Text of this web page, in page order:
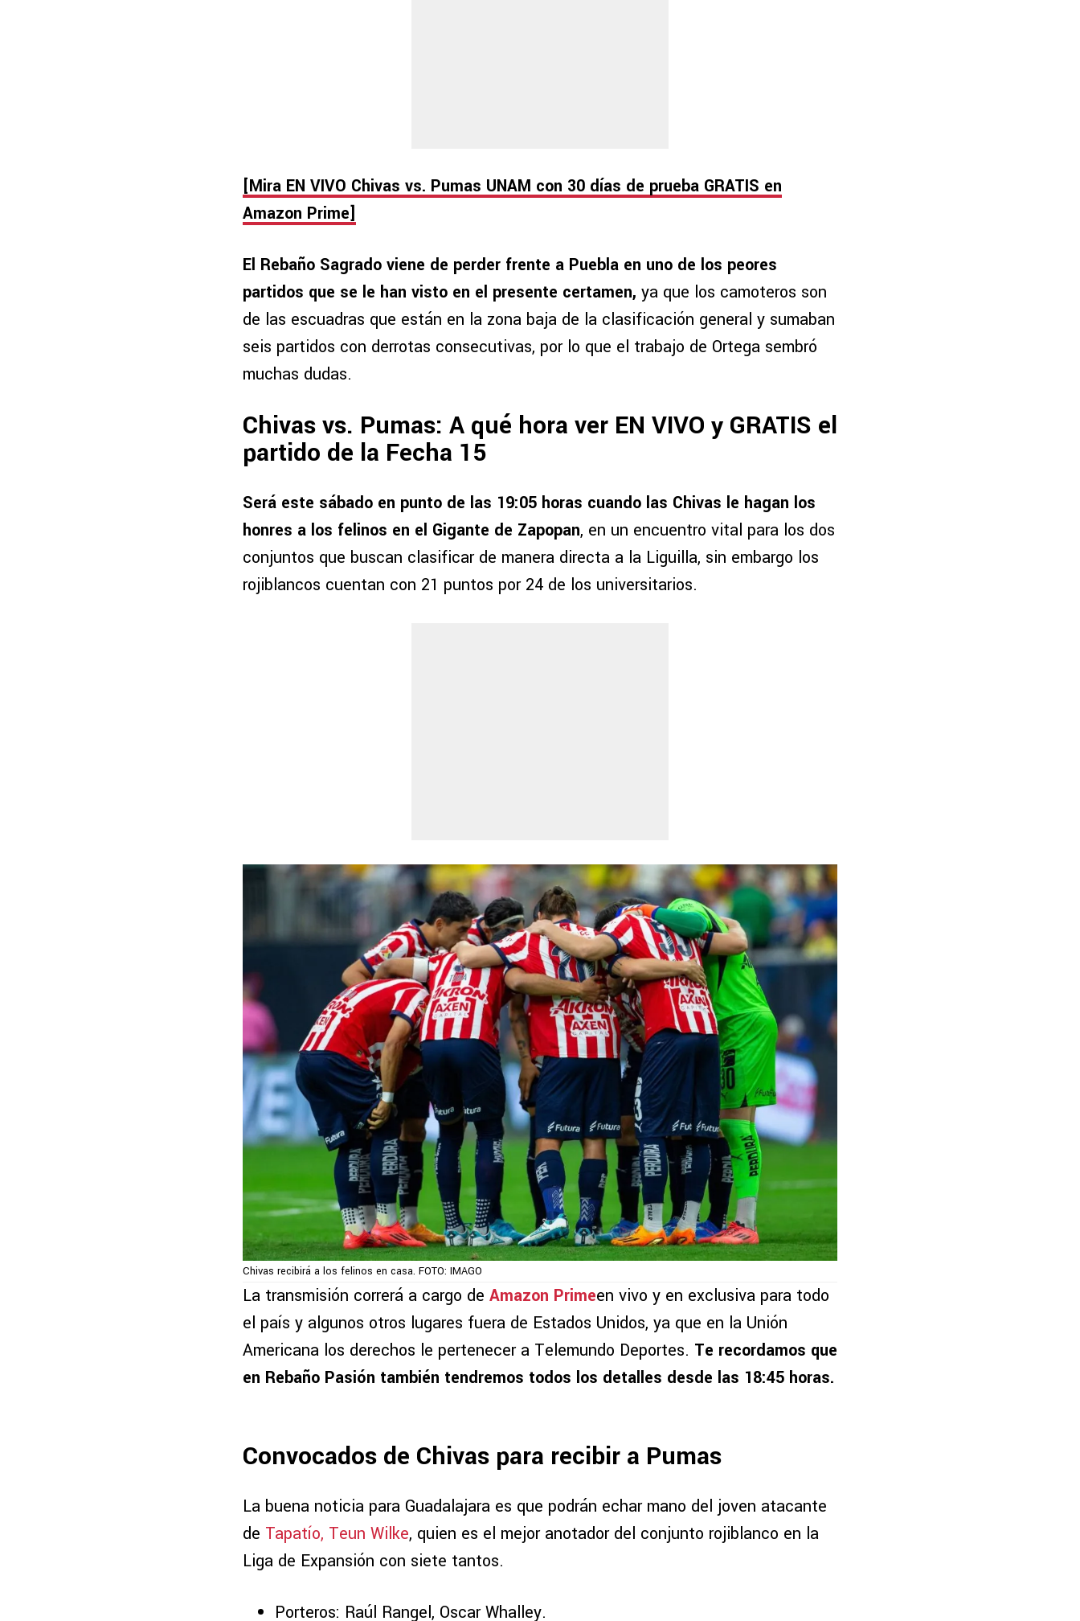
[Mira EN VIVO Chivas vs. Pumas UNAM con 30 días de prueba GRATIS en
Amazon Prime]
El Rebaño Sagrado viene de perder frente a Puebla en uno de los peores
partidos que se le han visto en el presente certamen, ya que los camoteros son
de las escuadras que están en la zona baja de la clasificación general y sumaban
seis partidos con derrotas consecutivas, por lo que el trabajo de Ortega sembró
muchas dudas.
Chivas vs. Pumas: A qué hora ver EN VIVO y GRATIS el
partido de la Fecha 15
Será este sábado en punto de las 19:05 horas cuando las Chivas le hagan los
honres a los felinos en el Gigante de Zapopan, en un encuentro vital para los dos
conjuntos que buscan clasificar de manera directa a la Liguilla, sin embargo los
rojiblancos cuentan con 21 puntos por 24 de los universitarios.
Chivas recibirá a los felinos en casa. FOTO: IMAGO
La transmisión correrá a cargo de Amazon Primeen vivo y en exclusiva para todo
el país y algunos otros lugares fuera de Estados Unidos, ya que en la Unión
Americana los derechos le pertenecer a Telemundo Deportes. Te recordamos que
en Rebaño Pasión también tendremos todos los detalles desde las 18:45 horas.
Convocados de Chivas para recibir a Pumas
La buena noticia para Guadalajara es que podrán echar mano del joven atacante
de Tapatío, Teun Wilke, quien es el mejor anotador del conjunto rojiblanco en la
Liga de Expansión con siete tantos.
Porteros: Raúl Rangel, Oscar Whalley.